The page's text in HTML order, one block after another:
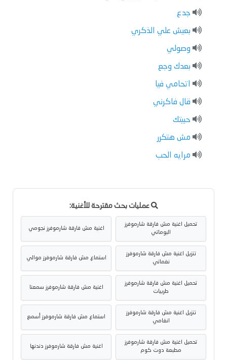
جدع
بعيش علي الذكري
وصولي
بعدك وجع
اتحامي فيا
قال فاكرني
حبيتك
مش هتكرر
مرايه الحب
عمليات بحث مقترحة للأغنية:
تحميل اغنية مش فارقة شارموفرز
البوماتي
اغنية مش فارقة شارموفرز نجومي
تنزيل اغنية مش فارقة شارموفرز
نغماتي
استماع مش فارقة شارموفرز موالي
تحميل اغنية مش فارقة شارموفرز
طربيات
اغنية مش فارقة شارموفرز سمعنا
تنزيل اغنية مش فارقة شارموفرز
انغامي
استماع مش فارقة شارموفرز أسمع
تحميل اغنية مش فارقة شارموفرز
مطبعة دوت كوم
اغنية مش فارقة شارموفرز دندنها